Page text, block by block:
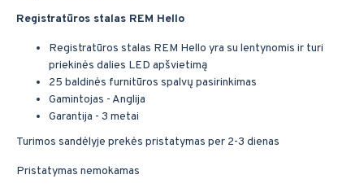
Registratūros stalas REM Hello
Registratūros stalas REM Hello yra su lentynomis ir turi
priekinės dalies LED apšvietimą
25 baldinės furnitūros spalvų pasirinkimas
Gamintojas - Anglija
Garantija - 3 metai
Turimos sandėlyje prekės pristatymas per 2-3 dienas
Pristatymas nemokamas